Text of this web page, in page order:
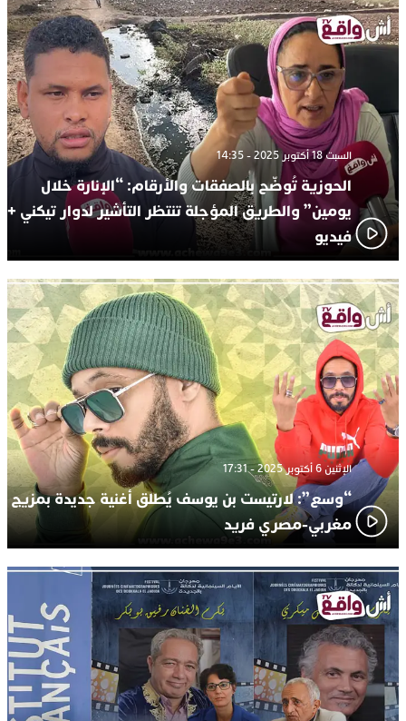
السبت 18 أكتوبر 2025 - 14:35
الحوزية تُوضّح بالصفقات والأرقام: “الإنارة خلال
يومين” والطريق المؤجلة تنتظر التأشير لدوار تيكني +
فيديو
الإثنين 6 أكتوبر 2025 - 17:31
“وسع”: لارتيست بن يوسف يُطلق أغنية جديدة بمزيج
مغربي-مصري فريد